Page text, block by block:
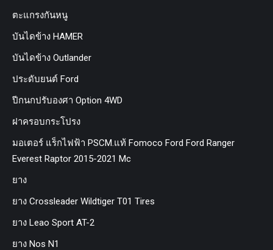
ตะแกรงกันหนู
บันไดข้าง HAMER
บันไดข้าง Outlander
ประดับยนต์ Ford
ปีกนกปรับองศา Option 4WD
ฝาครอบกระโปรง
มอเตอร์ แร็กไฟฟ้า PSCM.แท้ Fomoco Ford Ford Ranger
Everest Raptor 2015-2021 Mc
ยาง
ยาง Crossleader Wildtiger T01 Tires
ยาง Leao Sport AT-2
ยาง Nos N1